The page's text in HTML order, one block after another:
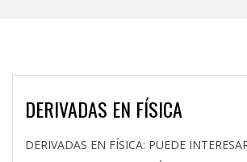
DERIVADAS EN FÍSICA
2021-
DERIVADAS EN FÍSICA: PUEDE